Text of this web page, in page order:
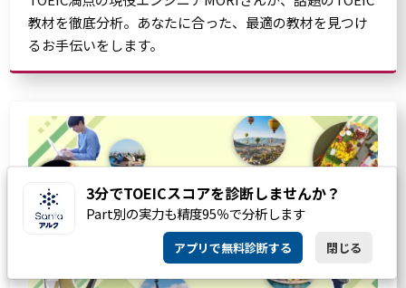
教材を徹底分析。あなたに合った、最適の教材を見つけ
るお手伝いをします。
3分でTOEICスコアを診断しませんか？
Part別の実力も精度95％で分析します
アプリで無料診断する 閉じる